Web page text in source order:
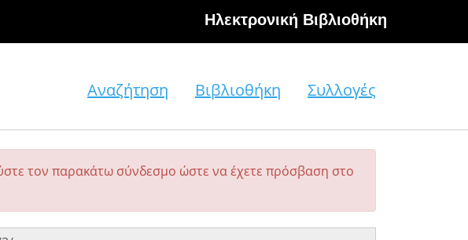
Hλεκτρονική Βιβλιοθήκη
Αναζήτηση Βιβλιοθήκη Συλλογές
τον παρακάτω σύνδεσμο ώστε να έχετε πρόσβαση στο